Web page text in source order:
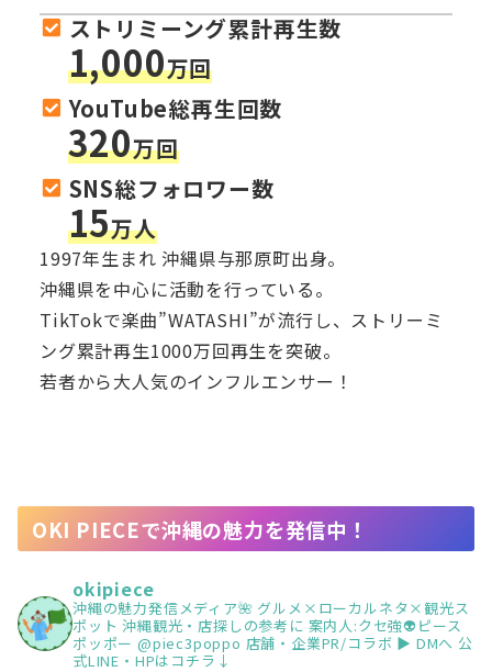
ストリミーング累計再生数
1,000万回
YouTube総再生回数
320万回
SNS総フォロワー数
15万人
1997年生まれ 沖縄県与那原町出身。
沖縄県を中心に活動を行っている。
TikTokで楽曲”WATASHI”が流行し、ストリーミ
ング累計再生1000万回再生を突破。
若者から大人気のインフルエンサー！
OKI PIECEで沖縄の魅力を発信中！
okipiece
沖縄の魅力発信メディア🌺 グルメ×ローカルネタ×観光ス
ポット 沖縄観光・店探しの参考に 案内人:クセ強👽ピース
ポッポー @piec3poppo 店舗・企業PR/コラボ ▶︎ DMへ 公
式LINE・HPはコチラ↓